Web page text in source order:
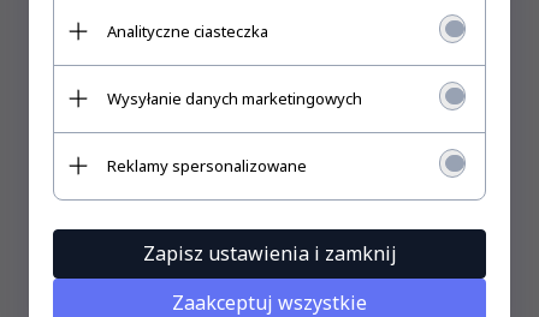
99,99PLN 210,00 PLN
Oszczędzasz 110.01 PLN
Analityczne ciasteczka
Wysyłanie danych marketingowych
Reklamy spersonalizowane
Zapisz ustawienia i zamknij
Zaakceptuj wszystkie